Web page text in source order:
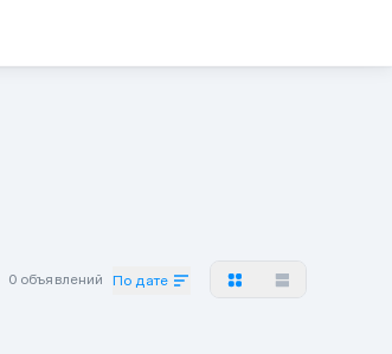
0 объявлений По дате